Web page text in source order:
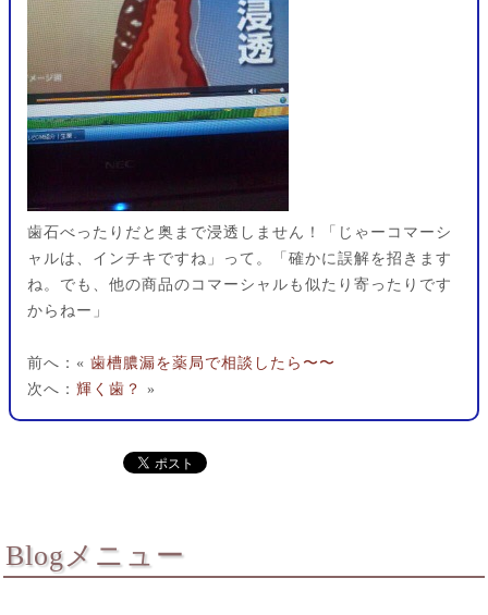
歯石べったりだと奥まで浸透しません！「じゃーコマーシ
ャルは、インチキですね」って。「確かに誤解を招きます
ね。でも、他の商品のコマーシャルも似たり寄ったりです
からねー」
前へ：« 歯槽膿漏を薬局で相談したら〜〜
次へ： 輝く歯？ »
Blogメニュー